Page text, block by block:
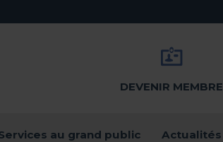
DEVENIR MEMBRE
au grand public Actualités